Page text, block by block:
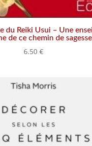
du Reiki Usui – Une
de ce chemin de sagesse
6.50 €